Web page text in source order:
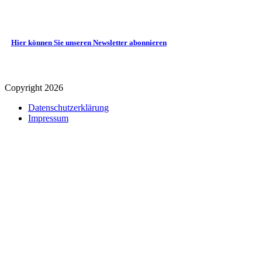
Hier können Sie unseren Newsletter abonnieren
Copyright 2026
Datenschutz­erklärung
Impressum